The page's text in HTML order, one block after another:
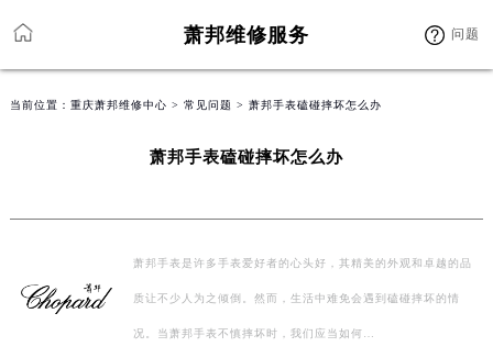
萧邦维修服务 问题
当前位置： 重庆萧邦维修中心 > 常见问题 > 萧邦手表磕碰摔坏怎么办
萧邦手表磕碰摔坏怎么办
萧邦手表是许多手表爱好者的心头好，其精美的外观和卓越的品
质让不少人为之倾倒。然而，生活中难免会遇到磕碰摔坏的情
况。当萧邦手表不慎摔坏时，我们应当如何…